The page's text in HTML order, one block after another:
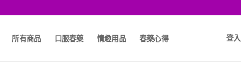
所有商品 口服春藥 情趣用品 春藥心得 登入